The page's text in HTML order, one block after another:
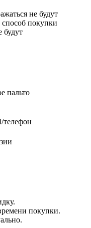
не будут
покупки
будут
пальто
телефон
покупки.